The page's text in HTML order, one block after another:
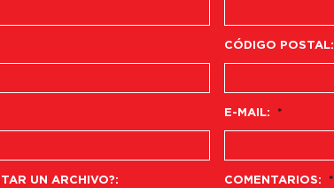
CÓDIGO POSTAL:
E-MAIL: *
UN ARCHIVO?: COMENTARIOS: *